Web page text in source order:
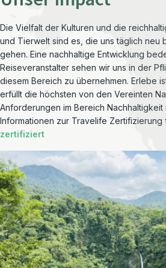
Die Vielfalt der Kulturen und die
und Tierwelt sind es, die uns täglich neu
gehen. Eine nachhaltige Entwicklung
Reiseveranstalter sehen wir uns in der
diesem Bereich zu übernehmen. Erlebe
erfüllt die höchsten von den Vereinten
Anforderungen im Bereich Nachhaltigkeit
Informationen zur Travelife Zertifizierung
zertifiziert